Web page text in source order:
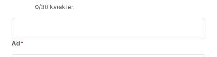
0/30 karakter
Ad*